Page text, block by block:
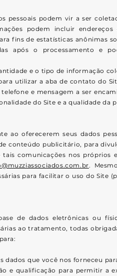
pessoais podem vir a ser
podem incluir
fins de estatísticas anônimas
após o processamento e
e o tipo de informação
utilizar a aba de contato do
e mensagem a ser
do Site e a qualidade da
oferecerem seus dados
conteúdo publicitário, para
comunicações nos próprios
.
para facilitar o uso do Site
de dados eletrônicas ou
ao tratamento, todas
que você nos forneceu
e qualificação para permitir a